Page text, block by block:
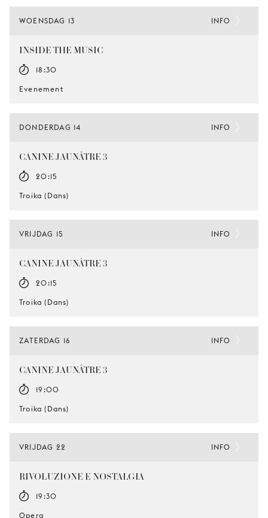
WOENSDAG 13
INSIDE THE MUSIC
18:30
Evenement
INFO
DONDERDAG 14
CANINE JAUNÂTRE 3
20:15
Troika (Dans)
INFO
VRIJDAG 15
CANINE JAUNÂTRE 3
20:15
Troika (Dans)
INFO
ZATERDAG 16
CANINE JAUNÂTRE 3
19:00
Troika (Dans)
INFO
VRIJDAG 22
RIVOLUZIONE E NOSTALGIA
19:30
Opera
INFO